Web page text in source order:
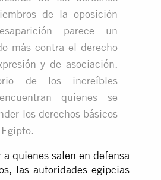
de la oposición
parece un
más contra el derecho
y de asociación.
de los increíbles
quienes se
los derechos básicos
a quienes salen en defensa
las autoridades egipcias